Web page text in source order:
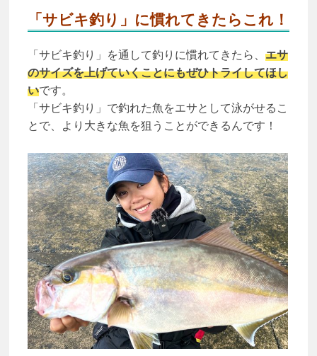
「サビキ釣り」に慣れてきたらこれ！
「サビキ釣り」を通して釣りに慣れてきたら、 エサ
のサイズを上げていくことにもぜひトライしてほし
いです。
「サビキ釣り」で釣れた魚をエサとして泳がせるこ
とで、より大きな魚を狙うことができるんです！